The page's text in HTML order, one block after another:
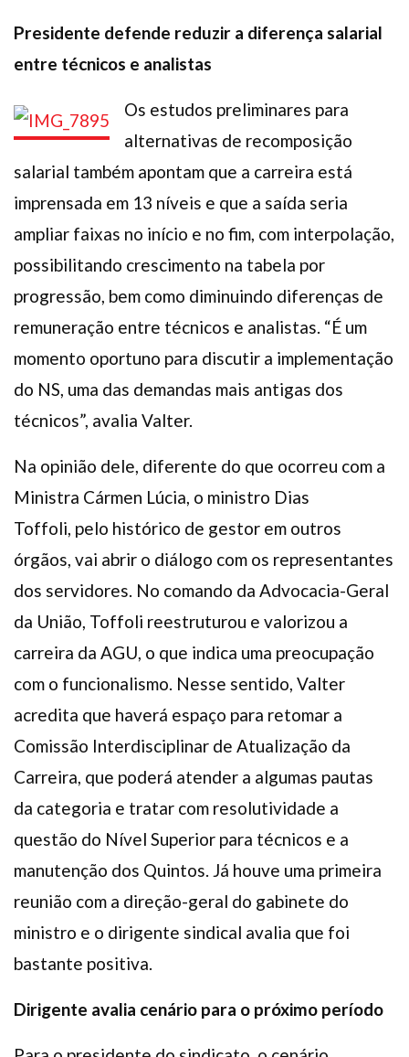
Presidente defende reduzir a diferença salarial
entre técnicos e analistas
Os estudos preliminares para
alternativas de recomposição
salarial também apontam que a carreira está
imprensada em 13 níveis e que a saída seria
ampliar faixas no início e no fim, com interpolação,
possibilitando crescimento na tabela por
progressão, bem como diminuindo diferenças de
remuneração entre técnicos e analistas. “É um
momento oportuno para discutir a implementação
do NS, uma das demandas mais antigas dos
técnicos”, avalia Valter.
Na opinião dele, diferente do que ocorreu com a
Ministra Cármen Lúcia, o ministro Dias
Toffoli, pelo histórico de gestor em outros
órgãos, vai abrir o diálogo com os representantes
dos servidores. No comando da Advocacia-Geral
da União, Toffoli reestruturou e valorizou a
carreira da AGU, o que indica uma preocupação
com o funcionalismo. Nesse sentido, Valter
acredita que haverá espaço para retomar a
Comissão Interdisciplinar de Atualização da
Carreira, que poderá atender a algumas pautas
da categoria e tratar com resolutividade a
questão do Nível Superior para técnicos e a
manutenção dos Quintos. Já houve uma primeira
reunião com a direção-geral do gabinete do
ministro e o dirigente sindical avalia que foi
bastante positiva.
Dirigente avalia cenário para o próximo período